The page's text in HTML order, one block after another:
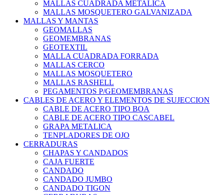
MALLAS CUADRADA METALICA
MALLAS MOSQUETERO GALVANIZADA
MALLAS Y MANTAS
GEOMALLAS
GEOMEMBRANAS
GEOTEXTIL
MALLA CUADRADA FORRADA
MALLAS CERCO
MALLAS MOSQUETERO
MALLAS RASHELL
PEGAMENTOS P/GEOMEMBRANAS
CABLES DE ACERO Y ELEMENTOS DE SUJECCION
CABLE DE ACERO TIPO BOA
CABLE DE ACERO TIPO CASCABEL
GRAPA METALICA
TENPLADORES DE OJO
CERRADURAS
CHAPAS Y CANDADOS
CAJA FUERTE
CANDADO
CANDADO JUMBO
CANDADO TIGON